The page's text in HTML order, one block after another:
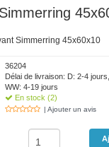
Simmerring 45x60x10
36204
Délai de livraison: D: 2-4
WW: 4-19 jours
En stock (2)
| Ajouter un avis